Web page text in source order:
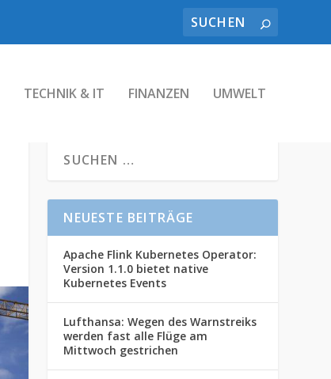
TECHNIK & IT FINANZEN UMWELT
NEUESTE BEITRÄGE
Apache Flink Kubernetes Operator:
Version 1.1.0 bietet native
Kubernetes Events
Lufthansa: Wegen des Warnstreiks
werden fast alle Flüge am
Mittwoch gestrichen